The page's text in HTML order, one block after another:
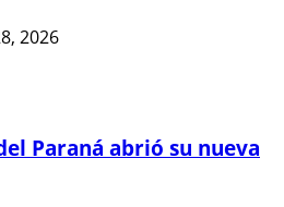
2026
Paraná abrió su nueva